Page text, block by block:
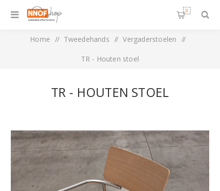
0
Home / Tweedehands / Vergaderstoelen /
TR - Houten stoel
TR - HOUTEN STOEL